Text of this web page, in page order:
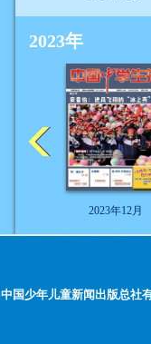
2023年
2023年12月
中国少年儿童新闻出版总社